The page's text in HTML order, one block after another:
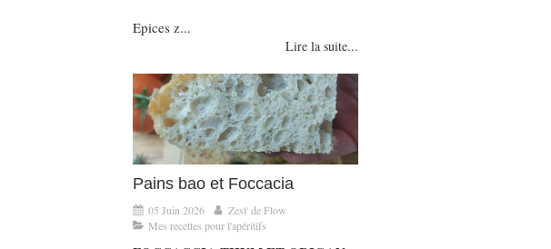
Epices z...
Lire la suite...
Pains bao et Foccacia
05 Juin 2026
Zest' de Flow
Mes recettes pour l'apéritifs